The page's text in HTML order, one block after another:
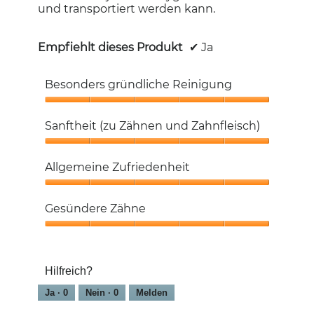
und transportiert werden kann.
Empfiehlt dieses Produkt ✔ Ja
Besonders gründliche Reinigung
gründliche
Reinigung,
von
5
Sanftheit (zu Zähnen und Zahnfleisch)
(zu
Zähnen
Zahnfleisch),
5
von
Allgemeine Zufriedenheit
Zufriedenheit,
5
Gesündere Zähne
von
5
Hilfreich?
Ja · 0 Nein · 0 Melden